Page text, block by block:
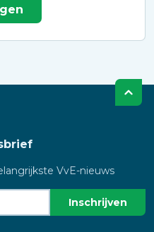
VvE-nieuws